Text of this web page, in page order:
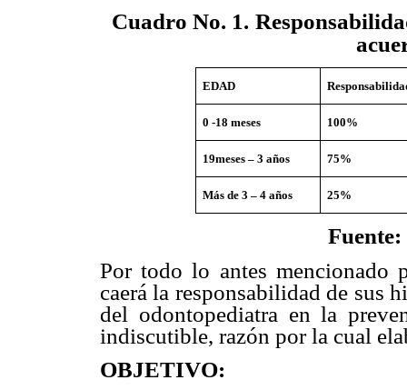
Cuadro No. 1. R
EDAD
0 -18 meses 100%
19meses – 3 años 75%
Más de 3 – 4 años 25%
Por todo lo antes mencionado
caerá la responsabilidad de sus
del odontopediatra en la
indiscutible, razón por la cual
OBJETIVO: